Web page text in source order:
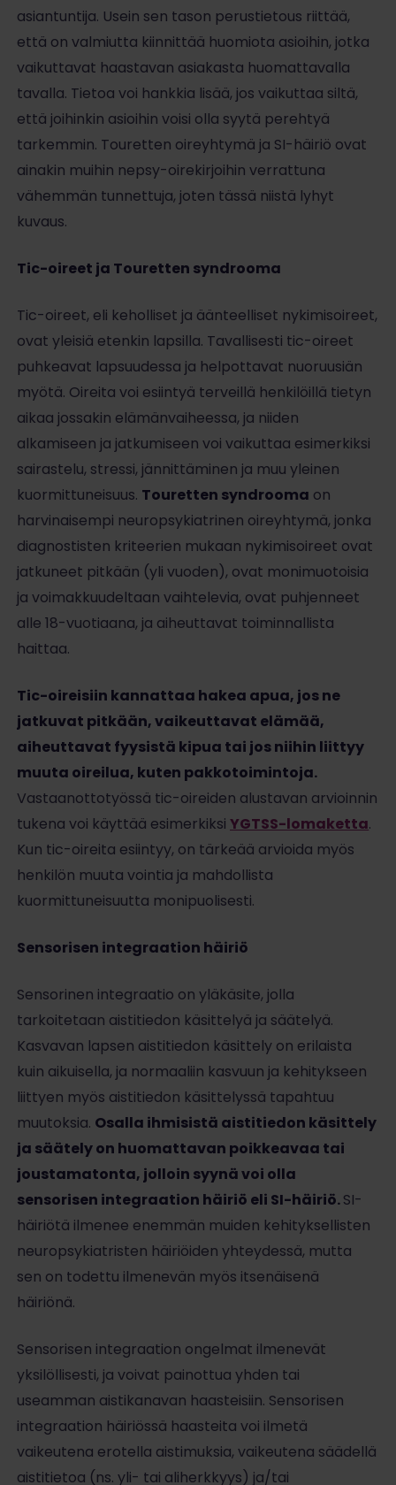
asiantuntija. Usein sen tason perustietous riittää,
että on valmiutta kiinnittää huomiota asioihin, jotka
vaikuttavat haastavan asiakasta huomattavalla
tavalla. Tietoa voi hankkia lisää, jos vaikuttaa siltä,
että joihinkin asioihin voisi olla syytä perehtyä
tarkemmin. Touretten oireyhtymä ja SI-häiriö ovat
ainakin muihin nepsy-oirekirjoihin verrattuna
vähemmän tunnettuja, joten tässä niistä lyhyt
kuvaus.
Tic-oireet ja Touretten syndrooma
Tic-oireet, eli keholliset ja äänteelliset nykimisoireet,
ovat yleisiä etenkin lapsilla. Tavallisesti tic-oireet
puhkeavat lapsuudessa ja helpottavat nuoruusiän
myötä. Oireita voi esiintyä terveillä henkilöillä tietyn
aikaa jossakin elämänvaiheessa, ja niiden
alkamiseen ja jatkumiseen voi vaikuttaa esimerkiksi
sairastelu, stressi, jännittäminen ja muu yleinen
kuormittuneisuus. Touretten syndrooma on
harvinaisempi neuropsykiatrinen oireyhtymä, jonka
diagnostisten kriteerien mukaan nykimisoireet ovat
jatkuneet pitkään (yli vuoden), ovat monimuotoisia
ja voimakkuudeltaan vaihtelevia, ovat puhjenneet
alle 18-vuotiaana, ja aiheuttavat toiminnallista
haittaa.
Tic-oireisiin kannattaa hakea apua, jos ne
jatkuvat pitkään, vaikeuttavat elämää,
aiheuttavat fyysistä kipua tai jos niihin liittyy
muuta oireilua, kuten pakkotoimintoja.
Vastaanottotyössä tic-oireiden alustavan arvioinnin
tukena voi käyttää esimerkiksiYGTSS-lomaketta.
Kun tic-oireita esiintyy, on tärkeää arvioida myös
henkilön muuta vointia ja mahdollista
kuormittuneisuutta monipuolisesti.
Sensorisen integraation häiriö
Sensorinen integraatio on yläkäsite, jolla
tarkoitetaan aistitiedon käsittelyä ja säätelyä.
Kasvavan lapsen aistitiedon käsittely on erilaista
kuin aikuisella, ja normaaliin kasvuun ja kehitykseen
liittyen myös aistitiedon käsittelyssä tapahtuu
muutoksia. Osalla ihmisistä aistitiedon käsittely
ja säätely on huomattavan poikkeavaa tai
joustamatonta, jolloin syynä voi olla
sensorisen integraation häiriö eli SI-häiriö.SI-
häiriötä ilmenee enemmän muiden kehityksellisten
neuropsykiatristen häiriöiden yhteydessä, mutta
sen on todettu ilmenevän myös itsenäisenä
häiriönä.
Sensorisen integraation ongelmat ilmenevät
yksilöllisesti, ja voivat painottua yhden tai
useamman aistikanavan haasteisiin. Sensorisen
integraation häiriössä haasteita voi ilmetä
vaikeutena erotella aistimuksia, vaikeutena säädellä
aistitietoa (ns. yli- tai aliherkkyys) ja/tai